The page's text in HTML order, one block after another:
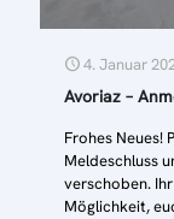
4. Januar
Avoriaz –
Frohes Neues!
Meldeschluss
verschoben.
Möglichkeit,